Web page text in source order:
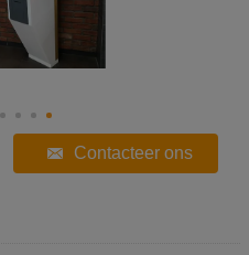
Contacteer ons